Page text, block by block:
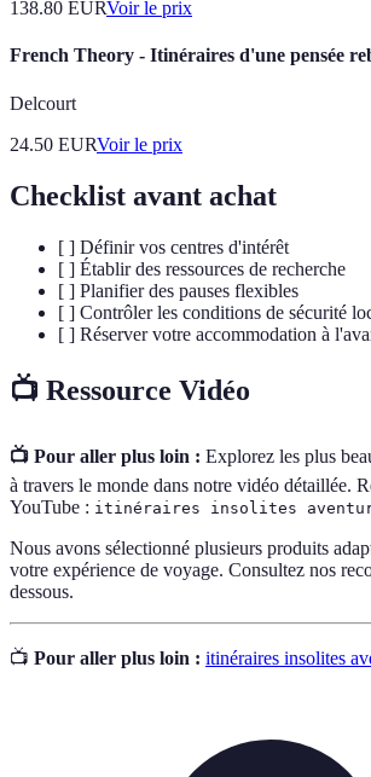
138.80 EURVoir le prix
French Theory - Itinéraires d'une pensée
Delcourt
24.50 EURVoir le prix
Checklist avant achat
[ ] Définir vos centres d'intérêt
[ ] Établir des ressources de recherche
[ ] Planifier des pauses flexibles
[ ] Contrôler les conditions de sécurité
[ ] Réserver votre accommodation à
📺 Ressource Vidéo
📺 Pour aller plus loin : Explorez les plus
à travers le monde dans notre vidéo détaillée.
YouTube : itinéraires insolites
Nous avons sélectionné plusieurs produits
votre expérience de voyage. Consultez nos
dessous.
📺 Pour aller plus loin : itinéraires insolites